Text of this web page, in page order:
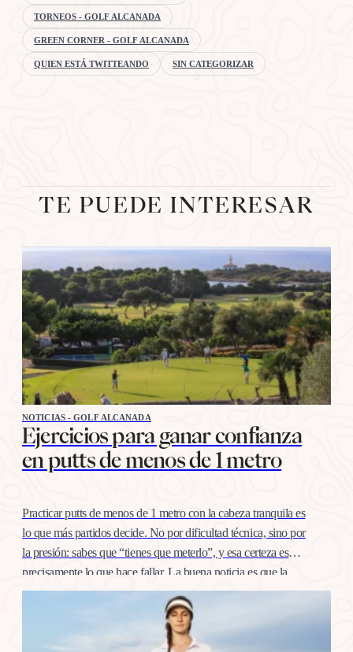
TORNEOS - GOLF ALCANADA
GREEN CORNER - GOLF ALCANADA
QUIEN ESTÁ TWITTEANDO SIN CATEGORIZAR
TE PUEDE INTERESAR
NOTICIAS - GOLF ALCANADA
Ejercicios para ganar confianza
en putts de menos de 1 metro
Practicar putts de menos de 1 metro con la cabeza tranquila es
lo que más partidos decide. No por dificultad técnica, sino por
la presión: sabes que “tienes que meterlo”, y esa certeza es
precisamente lo que hace fallar. La buena noticia es que la
confianza en esta distancia se entrena igual que cualquier